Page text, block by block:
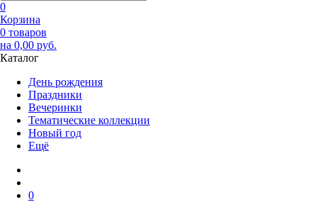
0
Корзина
0 товаров
на 0,00 руб.
Каталог
День рождения
Праздники
Вечеринки
Тематические коллекции
Новый год
Ещё
0